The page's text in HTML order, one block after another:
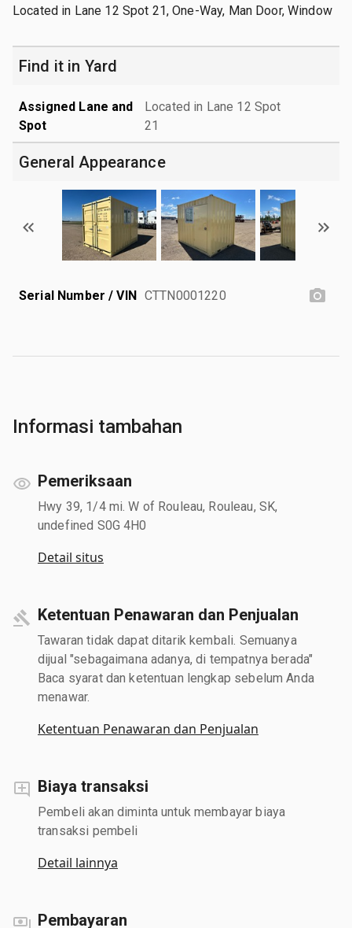
Located in Lane 12 Spot 21, One-Way, Man Door, Window
Find it in Yard
Assigned Lane and
Spot
Located in Lane 12 Spot
21
General Appearance
Serial Number / VIN CTTN0001220
Informasi tambahan
Pemeriksaan
Hwy 39, 1/4 mi. W of Rouleau, Rouleau, SK,
undefined S0G 4H0
Detail situs
Ketentuan Penawaran dan Penjualan
Tawaran tidak dapat ditarik kembali. Semuanya
dijual "sebagaimana adanya, di tempatnya berada"
Baca syarat dan ketentuan lengkap sebelum Anda
menawar.
Ketentuan Penawaran dan Penjualan
Biaya transaksi
Pembeli akan diminta untuk membayar biaya
transaksi pembeli
Detail lainnya
Pembayaran